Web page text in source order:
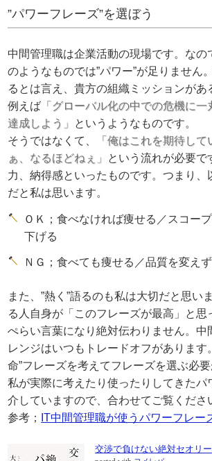
”パワーフレーズ”を選ぼう
中間管理職は企業活動の現場です。なの
のようなものでは”パワー”が足りません
るとは言え、貴方の組織ミッションがあ
例えば 「グローバル化の中での危機に
達成しよう」
というようなものです。
そうではなくて、
「俺はこれを期待して
ぁ、なるほどねぇ」
という流れが必要で
力、納得感といったものです。つまり、
だと私は思います。
ＯＫ；食べなければ痩せる／スコー
下げる
ＮＧ；食べても痩せる／品質を変え
また、”熱く”語るのも私は大切だと思い
る人自身が「このフレーズが最高」と思
ぺらい言葉になり絶対伝わりません。中
レンジはいつもトレードオフがあります
命”フレーズを考えてフレーズを選ぶ必要
私が実際に考えたり使ったりしてきたパ
介していますので、合わせてご覧くださ
参考；
IT中間管理職が使うパワーフレー
交渉で負けない絶対セオリ